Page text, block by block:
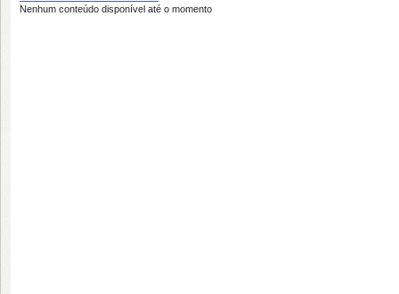
Nenhum conteúdo disponível até o momento